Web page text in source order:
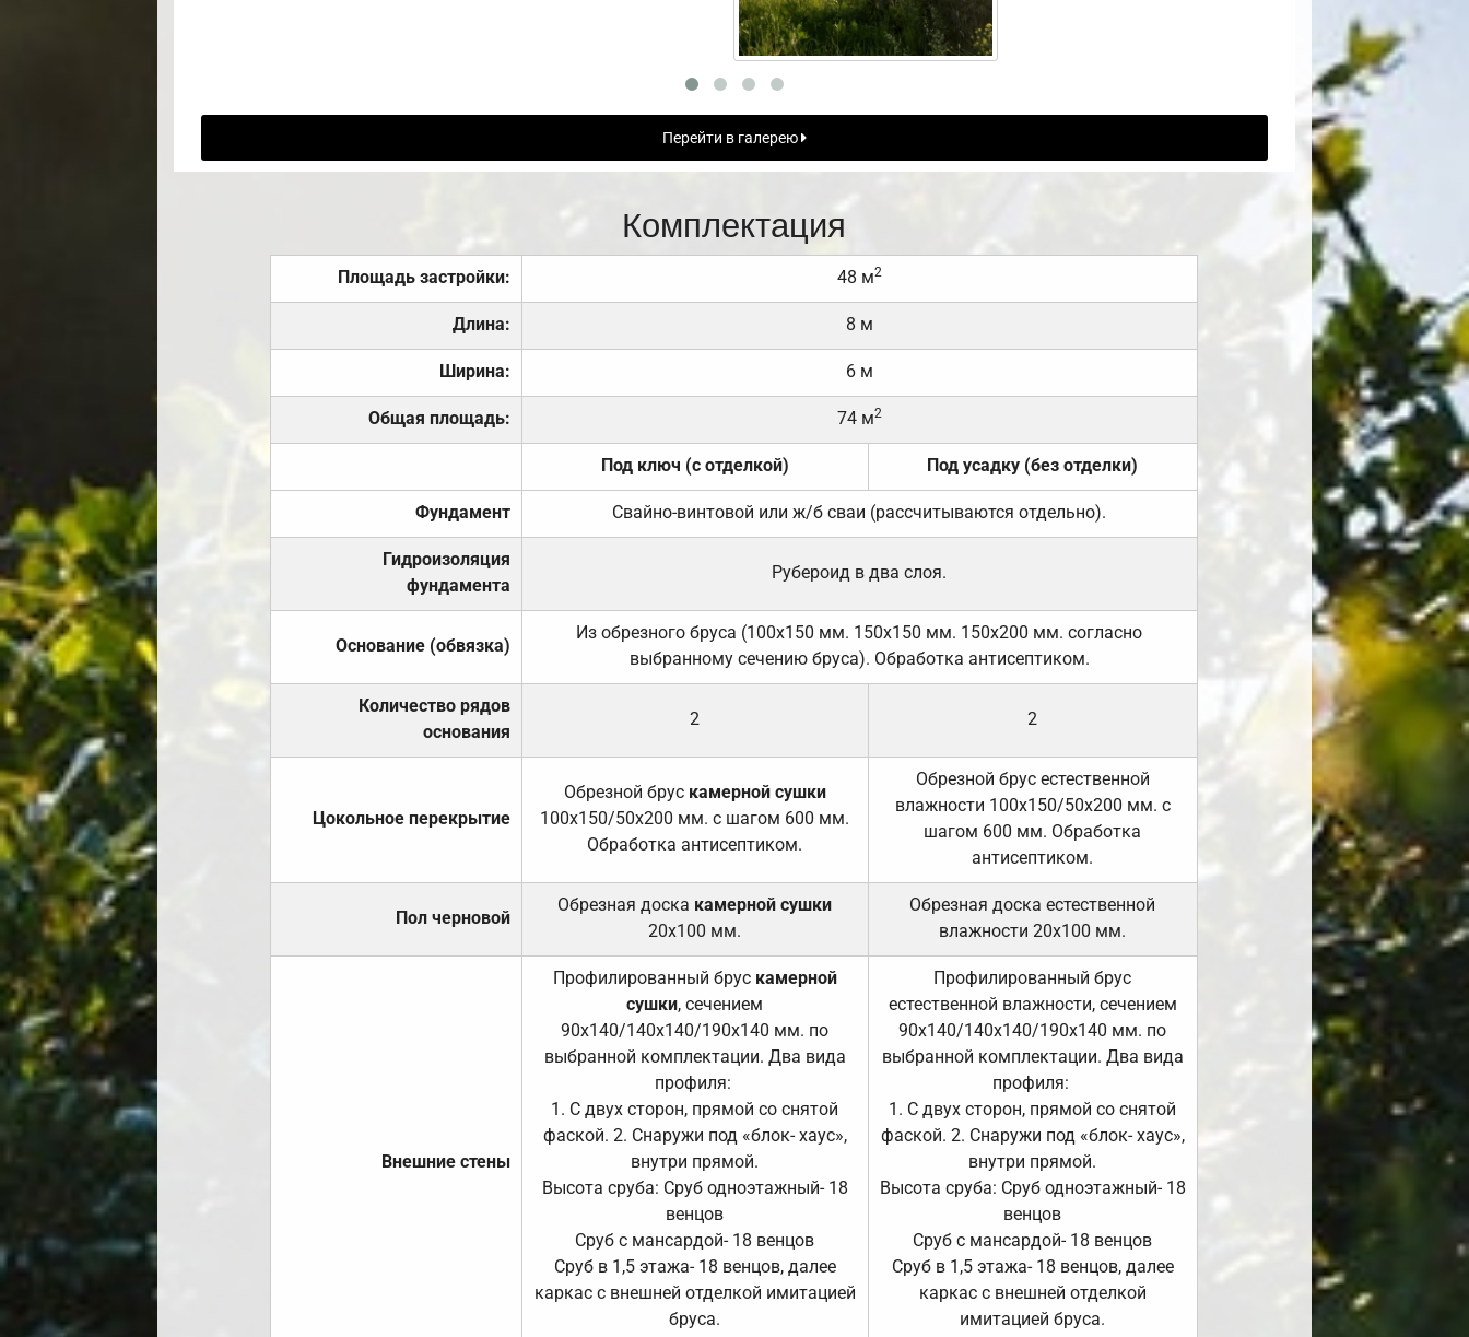
Перейти в галерею
Комплектация
Площадь застройки: 48 м2
Длина: 8 м
Ширина: 6 м
Общая площадь: 74 м2
Под ключ (с отделкой) Под усадку (без отделки)
Фундамент Свайно-винтовой или ж/б сваи (рассчитываются отдельно).
Гидроизоляция
фундамента
Рубероид в два слоя.
Основание (обвязка)
Из обрезного бруса (100х150 мм. 150х150 мм. 150х200 мм. согласно
выбранному сечению бруса). Обработка антисептиком.
Количество рядов
основания
2 2
Цокольное перекрытие
Обрезной брус камерной сушки
100х150/50х200 мм. с шагом 600 мм.
Обработка антисептиком.
Обрезной брус естественной
влажности 100х150/50х200 мм. с
шагом 600 мм. Обработка
антисептиком.
Пол черновой
Обрезная доска камерной сушки
20х100 мм.
Обрезная доска естественной
влажности 20х100 мм.
Внешние стены
Профилированный брус камерной
сушки, сечением
90х140/140х140/190х140 мм. по
выбранной комплектации. Два вида
профиля:
1. С двух сторон, прямой со снятой
фаской. 2. Снаружи под «блок- хаус»,
внутри прямой.
Высота сруба: Сруб одноэтажный- 18
венцов
Сруб с мансардой- 18 венцов
Сруб в 1,5 этажа- 18 венцов, далее
каркас с внешней отделкой имитацией
бруса.
Профилированный брус
естественной влажности, сечением
90х140/140х140/190х140 мм. по
выбранной комплектации. Два вида
профиля:
1. С двух сторон, прямой со снятой
фаской. 2. Снаружи под «блок- хаус»,
внутри прямой.
Высота сруба: Сруб одноэтажный- 18
венцов
Сруб с мансардой- 18 венцов
Сруб в 1,5 этажа- 18 венцов, далее
каркас с внешней отделкой
имитацией бруса.